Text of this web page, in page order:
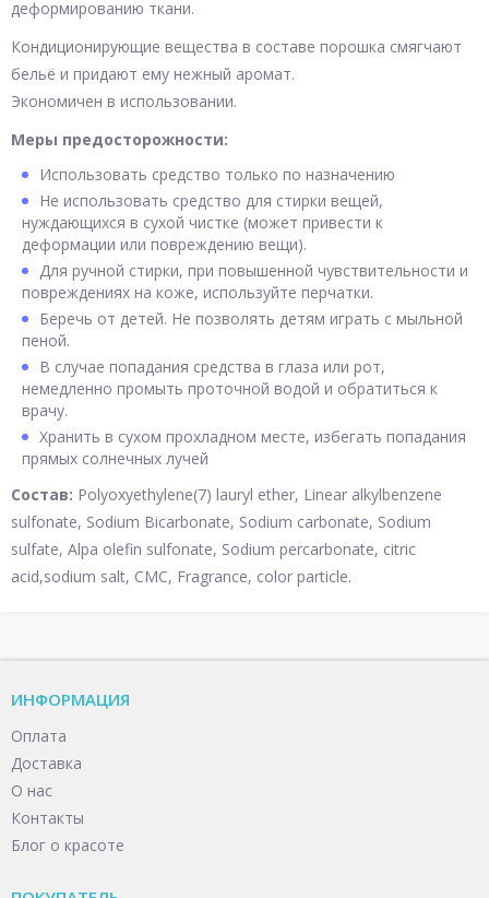
деформированию ткани.
Кондиционирующие вещества в составе порошка смягчают
бельё и придают ему нежный аромат.
Экономичен в использовании.
Меры предосторожности:
Использовать средство только по назначению
Не использовать средство для стирки вещей,
нуждающихся в сухой чистке (может привести к
деформации или повреждению вещи).
Для ручной стирки, при повышенной чувствительности и
повреждениях на коже, используйте перчатки.
Беречь от детей. Не позволять детям играть с мыльной
пеной.
В случае попадания средства в глаза или рот,
немедленно промыть проточной водой и обратиться к
врачу.
Хранить в сухом прохладном месте, избегать попадания
прямых солнечных лучей
Состав: Polyoxyethylene(7) lauryl ether, Linear alkylbenzene
sulfonate, Sodium Bicarbonate, Sodium carbonate, Sodium
sulfate, Alpa olefin sulfonate, Sodium percarbonate, citric
acid,sodium salt, CMC, Fragrance, color particle.
ИНФОРМАЦИЯ
Оплата
Доставка
О нас
Контакты
Блог о красоте